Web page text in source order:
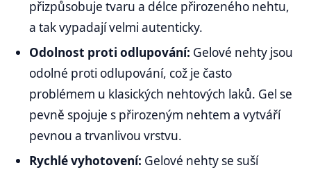
přizpůsobuje tvaru a délce přirozeného nehtu,
a tak vypadají velmi autenticky.
Odolnost proti odlupování: Gelové nehty jsou
odolné proti odlupování, což je často
problémem u klasických nehtových laků. Gel se
pevně spojuje s přirozeným nehtem a vytváří
pevnou a trvanlivou vrstvu.
Rychlé vyhotovení: Gelové nehty se suší